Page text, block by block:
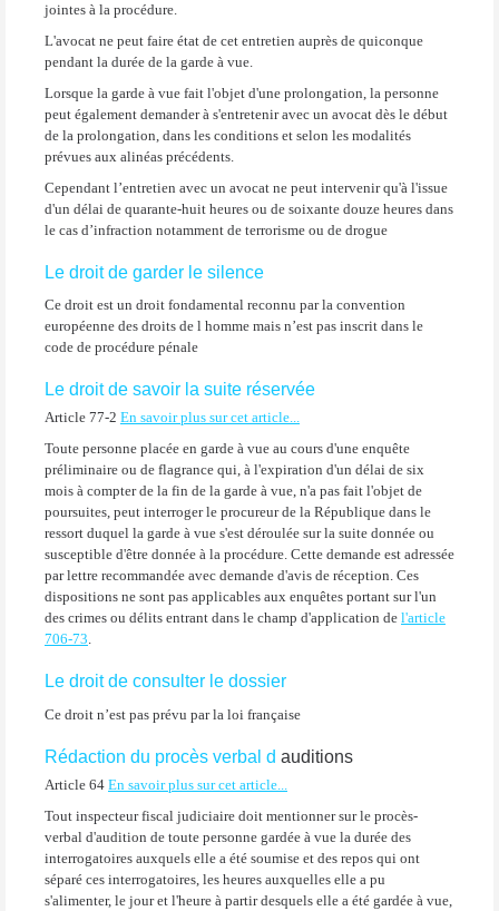
jointes à la procédure.
L'avocat ne peut faire état de cet entretien auprès de quiconque
pendant la durée de la garde à vue.
Lorsque la garde à vue fait l'objet d'une prolongation, la personne
peut également demander à s'entretenir avec un avocat dès le début
de la prolongation, dans les conditions et selon les modalités
prévues aux alinéas précédents.
Cependant l’entretien avec un avocat ne peut intervenir qu'à l'issue
d'un délai de quarante-huit heures ou de soixante douze heures dans
le cas d’infraction notamment de terrorisme ou de drogue
Le droit de garder le silence
Ce droit est un droit fondamental reconnu par la convention
européenne des droits de l homme mais n’est pas inscrit dans le
code de procédure pénale
Le droit de savoir la suite réservée
Article 77-2 En savoir plus sur cet article...
Toute personne placée en garde à vue au cours d'une enquête
préliminaire ou de flagrance qui, à l'expiration d'un délai de six
mois à compter de la fin de la garde à vue, n'a pas fait l'objet de
poursuites, peut interroger le procureur de la République dans le
ressort duquel la garde à vue s'est déroulée sur la suite donnée ou
susceptible d'être donnée à la procédure. Cette demande est adressée
par lettre recommandée avec demande d'avis de réception. Ces
dispositions ne sont pas applicables aux enquêtes portant sur l'un
des crimes ou délits entrant dans le champ d'application de l'article
706-73.
Le droit de consulter le dossier
Ce droit n’est pas prévu par la loi française
Rédaction du procès verbal d auditions
Article 64 En savoir plus sur cet article...
Tout inspecteur fiscal judiciaire doit mentionner sur le procès-
verbal d'audition de toute personne gardée à vue la durée des
interrogatoires auxquels elle a été soumise et des repos qui ont
séparé ces interrogatoires, les heures auxquelles elle a pu
s'alimenter, le jour et l'heure à partir desquels elle a été gardée à vue,